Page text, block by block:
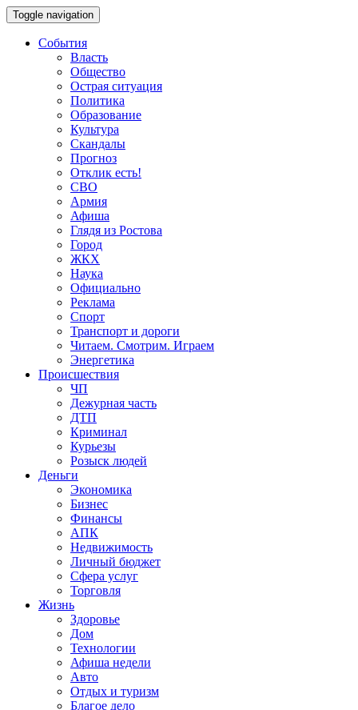
Toggle navigation
События
Власть
Общество
Острая ситуация
Политика
Образование
Культура
Скандалы
Прогноз
Отклик есть!
СВО
Армия
Афиша
Глядя из Ростова
Город
ЖКХ
Наука
Официально
Реклама
Спорт
Транспорт и дороги
Читаем. Смотрим. Играем
Энергетика
Происшествия
ЧП
Дежурная часть
ДТП
Криминал
Курьезы
Розыск людей
Деньги
Экономика
Бизнес
Финансы
АПК
Недвижимость
Личный бюджет
Сфера услуг
Торговля
Жизнь
Здоровье
Дом
Технологии
Афиша недели
Авто
Отдых и туризм
Благое дело